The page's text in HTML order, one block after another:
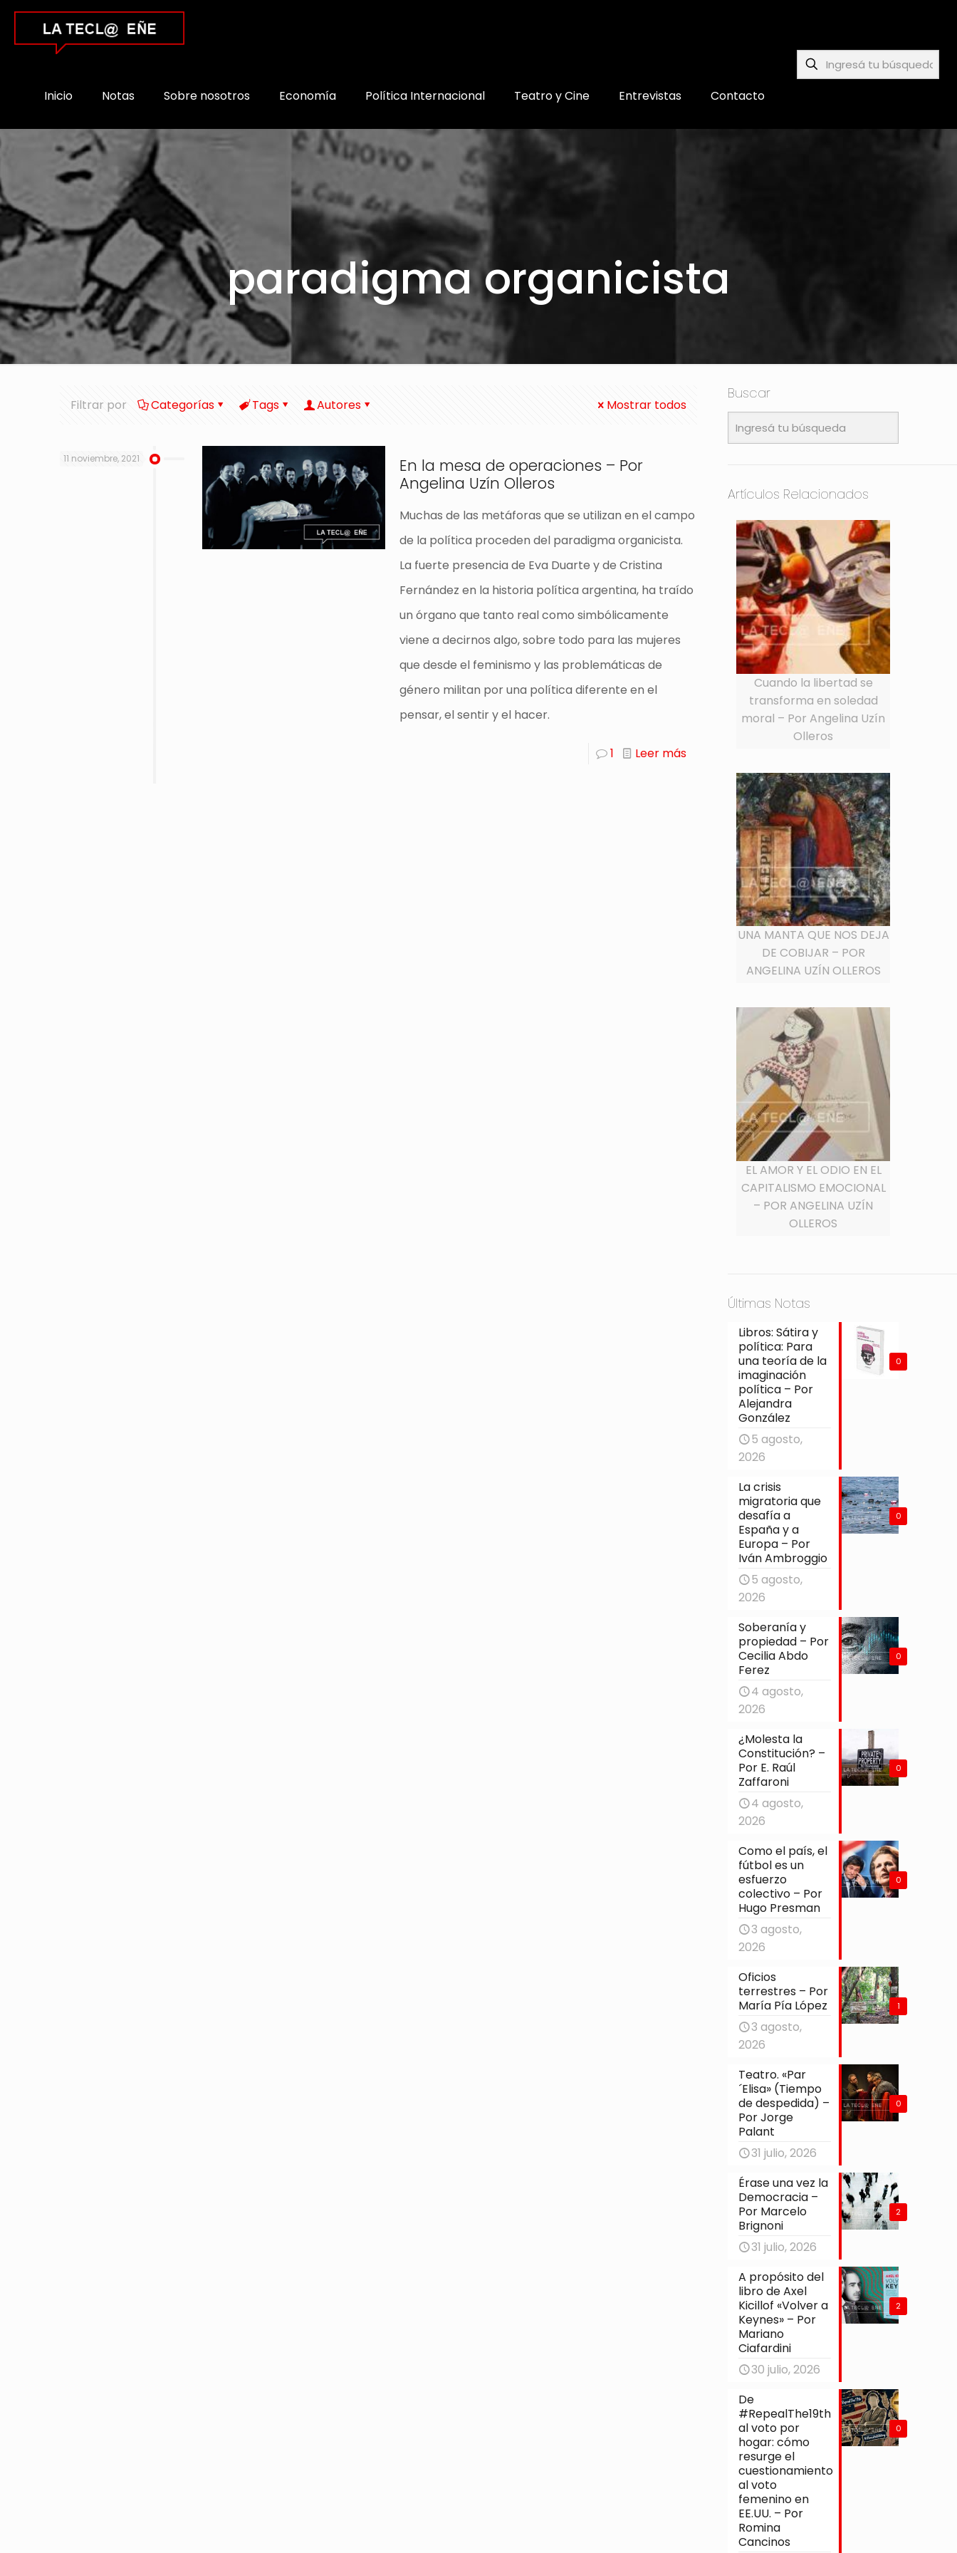
Inicio Notas Sobre nosotros Economía Política Internacional Teatro y Cine Entrevistas Contacto
paradigma organicista
Filtrar por Categorías Tags Autores Mostrar todos
11 noviembre, 2021
En la mesa de operaciones – Por
Angelina Uzín Olleros
Muchas de las metáforas que se utilizan en el campo
de la política proceden del paradigma organicista.
La fuerte presencia de Eva Duarte y de Cristina
Fernández en la historia política argentina, ha traído
un órgano que tanto real como simbólicamente
viene a decirnos algo, sobre todo para las mujeres
que desde el feminismo y las problemáticas de
género militan por una política diferente en el
pensar, el sentir y el hacer.
1 Leer más
Buscar
Artículos Relacionados
Cuando la libertad se
transforma en soledad
moral – Por Angelina Uzín
Olleros
UNA MANTA QUE NOS DEJA
DE COBIJAR – POR
ANGELINA UZÍN OLLEROS
EL AMOR Y EL ODIO EN EL
CAPITALISMO EMOCIONAL
– POR ANGELINA UZÍN
OLLEROS
Últimas Notas
0
Libros: Sátira y
política: Para
una teoría de la
imaginación
política – Por
Alejandra
González
5 agosto,
2026
0
La crisis
migratoria que
desafía a
España y a
Europa – Por
Iván Ambroggio
5 agosto,
2026
0
Soberanía y
propiedad – Por
Cecilia Abdo
Ferez
4 agosto,
2026
0
¿Molesta la
Constitución? –
Por E. Raúl
Zaffaroni
4 agosto,
2026
0
Como el país, el
fútbol es un
esfuerzo
colectivo – Por
Hugo Presman
3 agosto,
2026
1
Oficios
terrestres – Por
María Pía López
3 agosto,
2026
0
Teatro. «Par
´Elisa» (Tiempo
de despedida) –
Por Jorge
Palant
31 julio, 2026
2
Érase una vez la
Democracia –
Por Marcelo
Brignoni
31 julio, 2026
2
A propósito del
libro de Axel
Kicillof «Volver a
Keynes» – Por
Mariano
Ciafardini
30 julio, 2026
0
De
#RepealThe19th
al voto por
hogar: cómo
resurge el
cuestionamiento
al voto
femenino en
EE.UU. – Por
Romina
Cancinos